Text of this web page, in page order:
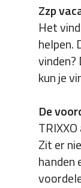
Zzp
Het
helpen.
vinden?
kun je
De
Zit er
handen